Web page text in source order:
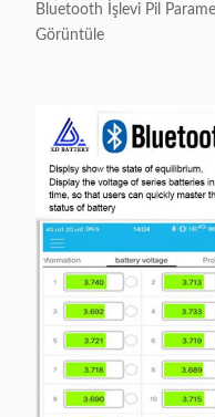
Bluetooth İşlevi Pil
Görüntüle